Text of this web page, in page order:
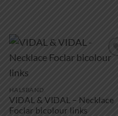
HALSBAND
VIDAL & VIDAL – Necklace
Foclar bicolour links